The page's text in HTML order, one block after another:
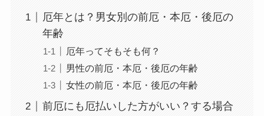
厄年とは？男女別の前厄・本厄・後厄の
年齢
厄年ってそもそも何？
男性の前厄・本厄・後厄の年齢
女性の前厄・本厄・後厄の年齢
前厄にも厄払いした方がいい？する場合